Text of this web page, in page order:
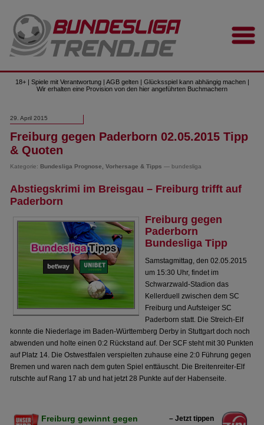
18+ | Spiele mit Verantwortung | AGB gelten | Glücksspiel kann abhängig machen |
Wir erhalten eine Provision von den hier angeführten Buchmachern
29. April 2015
Freiburg gegen Paderborn 02.05.2015 Tipp
& Quoten
Kategorie: Bundesliga Prognose, Vorhersage & Tipps — bundesliga
Abstiegskrimi im Breisgau – Freiburg trifft auf
Paderborn
Freiburg gegen
Paderborn
Bundesliga Tipp
Samstagmittag, den 02.05.2015
um 15:30 Uhr, findet im
Schwarzwald-Stadion das
Kellerduell zwischen dem SC
Freiburg und Aufsteiger SC
Paderborn statt. Die Streich-Elf
konnte die Niederlage im Baden-Württemberg Derby in Stuttgart doch noch
abwenden und holte einen 0:2 Rückstand auf. Der SCF steht mit 30 Punkten
auf Platz 14. Die Ostwestfalen verspielten zuhause eine 2:0 Führung gegen
Bremen und waren nach dem guten Spiel enttäuscht. Die Breitenreiter-Elf
rutschte auf Rang 17 ab und hat jetzt 28 Punkte auf der Habenseite.
Freiburg gewinnt gegen
– Jetzt tippen